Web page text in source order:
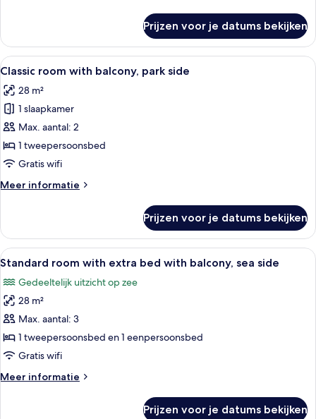
laden
Room
with
Extra
Prijzen voor je datums bekijken
Alle
foto's
voor
Classic
room
with
balcony,
side
Een moderne hotelkamer met een
6
Classic room with balcony, park side
28 m²
1 slaapkamer
Max. aantal: 2
1 tweepersoonsbed
Gratis wifi
Meer informatie
Meer
room
with
balcony,
side
Prijzen voor je datums bekijken
Alle
foto's
voor
Standard
room
with
extra
with
Een moderne hotelkamer met een
5
Standard room with extra bed with balcony, sea side
Gedeeltelijk uitzicht op zee
28 m²
Max. aantal: 3
1 tweepersoonsbed en 1 eenpersoonsbed
Gratis wifi
Meer informatie
Meer
Prijzen voor je datums bekijken